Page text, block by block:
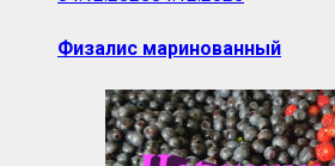
Физалис маринованный